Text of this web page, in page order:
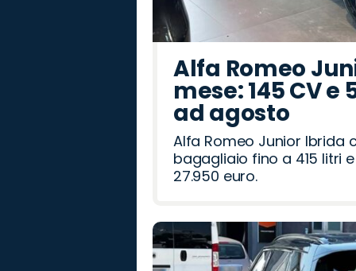
Alfa Romeo
mese: 145 CV
ad agosto
Alfa Romeo Junior Ibrida
bagagliaio fino a 415 litri
27.950 euro.